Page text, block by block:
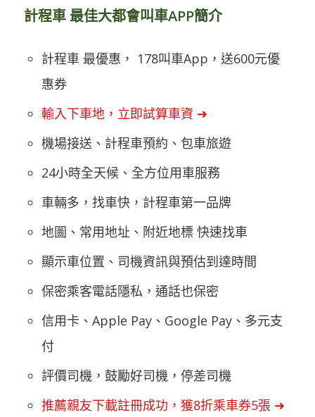
計程車 最佳大都會叫車APP簡介
計程車 最優惠， 178叫車App，送600元優
惠券
輸入下車地，立即試算車資 ➜
機場接送、計程車預約、包車旅遊
24小時全天候、全方位用車服務
車輛多，找車快，計程車第一品牌
地圖、常用地址、附近地標 快速找車
顯示車位置、司機資訊與預估到達時間
保密乘客電話隱私，通話也保密
信用卡、Apple Pay、Google Pay、多元支
付
評價司機，鼓勵好司機，停差司機
推薦親友下載註冊成功，獲8折乘車券5張 ➜